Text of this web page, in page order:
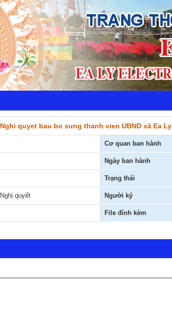
Nghi quyet bau bo sung thanh vien UBND xã Ea Ly
Cơ quan ban hành
Ngày ban hành
Trạng thái
Nghị quyết Người ký
File đính kèm